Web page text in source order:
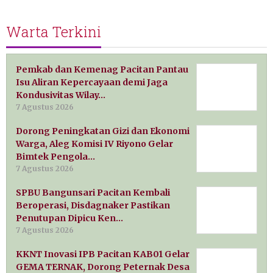
Warta Terkini
Pemkab dan Kemenag Pacitan Pantau
Isu Aliran Kepercayaan demi Jaga
Kondusivitas Wilay…
7 Agustus 2026
Dorong Peningkatan Gizi dan Ekonomi
Warga, Aleg Komisi IV Riyono Gelar
Bimtek Pengola…
7 Agustus 2026
SPBU Bangunsari Pacitan Kembali
Beroperasi, Disdagnaker Pastikan
Penutupan Dipicu Ken…
7 Agustus 2026
KKNT Inovasi IPB Pacitan KAB01 Gelar
GEMA TERNAK, Dorong Peternak Desa